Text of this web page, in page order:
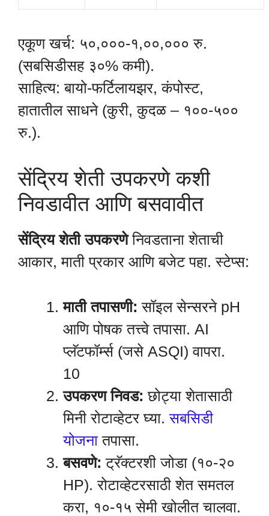
एकूण खर्च: ५०,०००-१,००,००० रु.
(सबसिडीसह ३०% कमी).
साहित्य: बायो-फर्टिलायझर, कंपोस्ट,
हातातील साधने (कुरी, कुदळ – १००-५००
रु.).
सेंद्रिय शेती उपकरणे कशी
निवडावीत आणि बसवावीत
सेंद्रिय शेती उपकरणेनिवडताना शेताची
आकार, माती प्रकार आणि बजेट पहा. स्टेप्स:
माती तपासणी: सॉइल सेन्सरने pH
आणि पोषक तत्त्वे तपासा. AI
प्लॅटफॉर्म्स (जसे ASQI) वापरा.
10
उपकरण निवड: छोट्या शेतासाठी
मिनी रोटाव्हेटर घ्या.सबसिडी
योजना तपासा.
बसवणे: ट्रॅक्टरशी जोडा (१०-२०
HP). रोटाव्हेटरसाठी शेत समतल
करा, १०-१५ सेमी खोलीत चालवा.